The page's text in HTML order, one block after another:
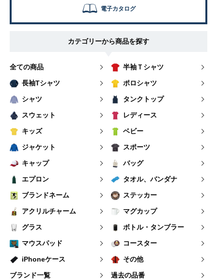
電子カタログ
カテゴリーから商品を探す
全ての商品 半袖Ｔシャツ
長袖Tシャツ ポロシャツ
シャツ タンクトップ
スウェット レディース
キッズ ベビー
ジャケット スポーツ
キャップ バッグ
エプロン タオル、バンダナ
ブランドネーム ステッカー
アクリルチャーム マグカップ
グラス ボトル・タンブラー
マウスパッド コースター
iPhoneケース その他
ブランド一覧 過去の品番